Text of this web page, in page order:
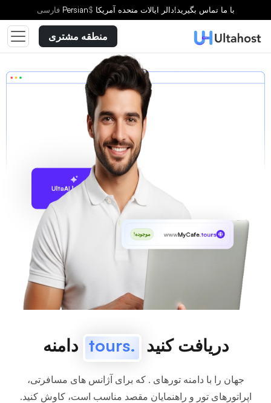
با ما تماس بگیرید!دالر ایالات متحده آمریکا $
Persian فارسى
منطقه مشتری
پیشنهاد با UltaAI
wwwMyCafe.tours موجوده!
دریافت کنید .tours دامنه
جهان را با دامنه تورهای . که برای آژانس های مسافرتی،
اپراتورهای تور و راهنمایان مقصد مناسب است، کاوش کنید.